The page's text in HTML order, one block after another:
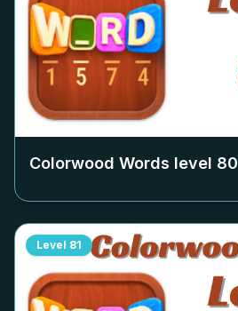
Colorwood Words level 80
Level 81